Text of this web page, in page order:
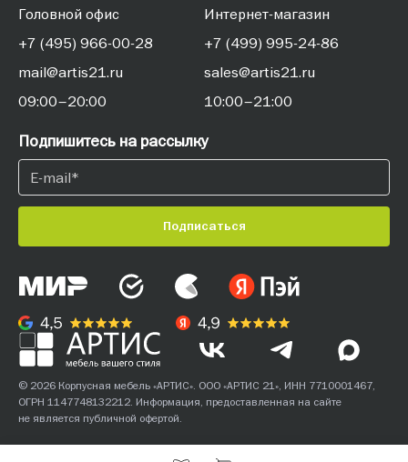
Головной офис
+7 (495) 966-00-28
mail@artis21.ru
09:00–20:00
Интернет-магазин
+7 (499) 995-24-86
sales@artis21.ru
10:00–21:00
Подпишитесь на рассылку
Подписаться
© 2026 Корпусная мебель «АРТИС». ООО «АРТИС 21», ИНН 7710001467,
ОГРН 1147748132212. Информация, предоставленная на сайте
не является публичной офертой.